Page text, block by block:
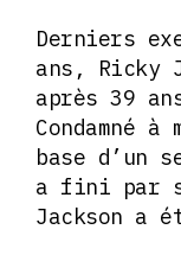
Derniers
ans, Ricky
après 39
Condamné
base d’un
a fini par
Jackson a